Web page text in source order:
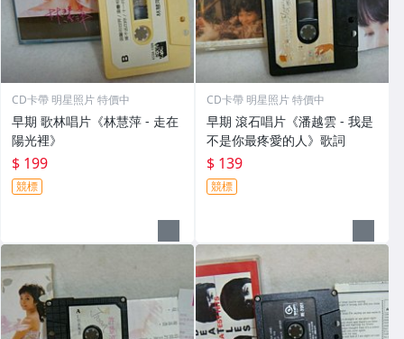
CD卡帶 明星照片 特價中
早期 歌林唱片《林慧萍 - 走在
陽光裡》
$ 199
競標
CD卡帶 明星照片 特價中
早期 滾石唱片《潘越雲 - 我是
不是你最疼愛的人》歌詞
$ 139
競標